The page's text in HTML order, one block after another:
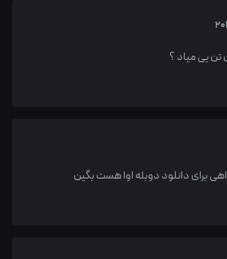
یی میاد ؟
برای دانلود دوبله اوا هست بگین